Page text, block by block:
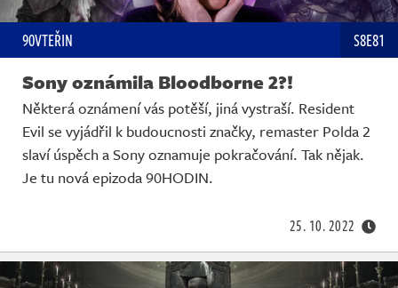
90VTEŘIN S8E81
Sony oznámila Bloodborne 2?!
Některá oznámení vás potěší, jiná vystraší. Resident
Evil se vyjádřil k budoucnosti značky, remaster Polda 2
slaví úspěch a Sony oznamuje pokračování. Tak nějak.
Je tu nová epizoda 90HODIN.
25. 10. 2022